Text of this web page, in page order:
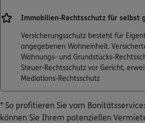
Immobilien-Rechtsschutz für selbst
Versicherungsschutz besteht für
angegebenen Wohneinheit.
Wohnungs- und Grundstücks-
Steuer-Rechtsschutz vor Gericht,
Mediations-Rechtsschutz
* So profitieren Sie vom
können Sie Ihrem potenziellen